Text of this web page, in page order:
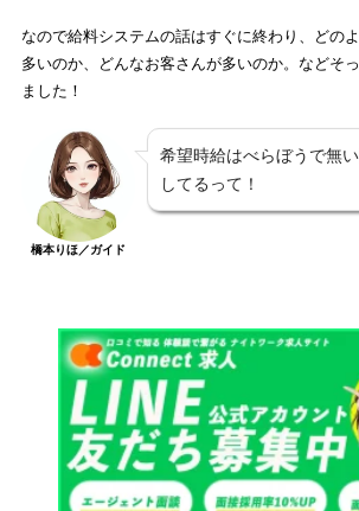
なので給料システムの話はすぐに終わり、どの
多いのか、どんなお客さんが多いのか。などそ
ました！
橋本りほ／ガイド
希望時給はべらぼうで無
してるって！